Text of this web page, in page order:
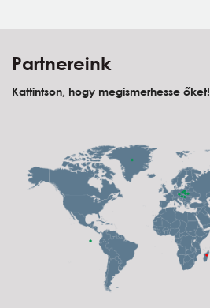
Partnereink
Kattintson, hogy megismerhesse őket!